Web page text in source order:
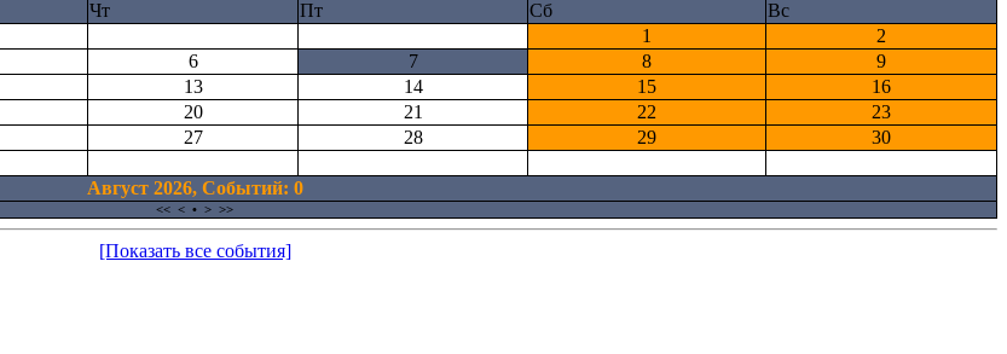
Чт Пт Сб
Вс
1
2
6 7 8
9
13 14 15
16
20 21 22
23
27 28 29
30
Август 2026, Cобытий: 0
<< < • > >>
[Показать все события]